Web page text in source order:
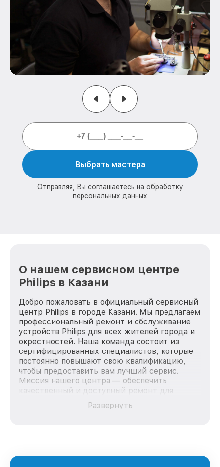
Выбрать мастера
Отправляя, Вы соглашаетесь на обработку
персональных данных
О нашем сервисном центре
Philips в Казани
Добро пожаловать в официальный сервисный
центр Philips в городе Казани. Мы предлагаем
профессиональный ремонт и обслуживание
устройств Philips для всех жителей города и
окрестностей. Наша команда состоит из
сертифицированных специалистов, которые
постоянно повышают свою квалификацию,
чтобы предоставить вам лучший сервис.
Миссия нашего центра — обеспечить
качественный и доступный ремонт для
каждого пользователя продукции Philips, вне
зависимости от сложности поломки. Мы
Развернуть